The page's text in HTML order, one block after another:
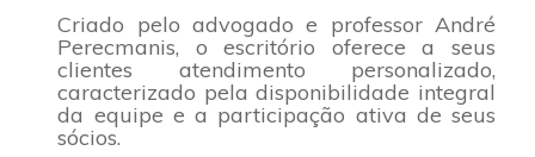
Criado pelo advogado e professor André
Perecmanis, o escritório oferece a seus
clientes atendimento personalizado,
caracterizado pela disponibilidade integral
da equipe e a participação ativa de seus
sócios.